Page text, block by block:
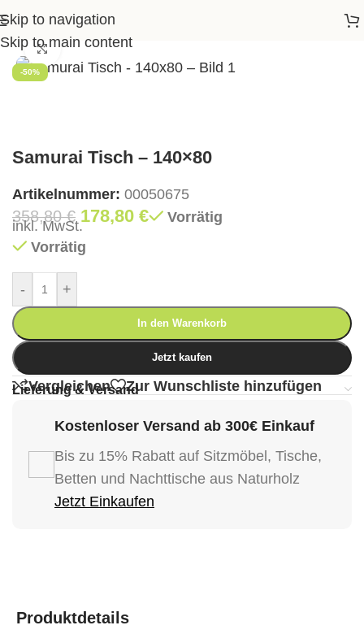
Skip to navigation
Skip to main content
> Garten>Gartentische
-50%
Klick zum Vergrößern
Samurai Tisch – 140×80
Artikelnummer: 00050675
358,80€ 178,80 € Vorrätig
inkl. MwSt.
Vorrätig
- +
In den Warenkorb
Jetzt kaufen
Vergleichen Zur Wunschliste hinzufügen
Lieferung & Versand
Kostenloser Versand ab 300€ Einkauf
Bis zu 15% Rabatt auf Sitzmöbel, Tische,
Betten und Nachttische aus Naturholz
Jetzt Einkaufen
Produktdetails